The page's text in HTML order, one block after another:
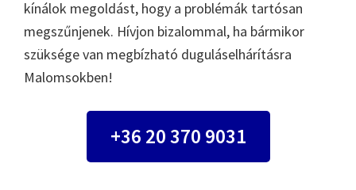
kínálok megoldást, hogy a problémák tartósan
megszűnjenek. Hívjon bizalommal, ha bármikor
szüksége van megbízható duguláselhárításra
Malomsokben!
+36 20 370 9031